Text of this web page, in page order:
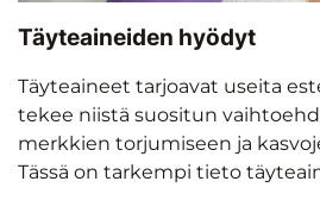
Täyteaineiden hyödyt
Täyteaineet tarjoavat useita
tekee niistä suositun
merkkien torjumiseen ja
Tässä on tarkempi tieto